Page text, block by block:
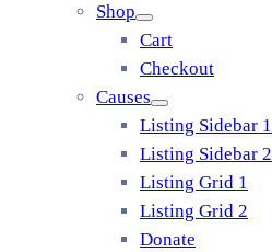
Shop
Cart
Checkout
Causes
Listing Sidebar 1
Listing Sidebar 2
Listing Grid 1
Listing Grid 2
Donate